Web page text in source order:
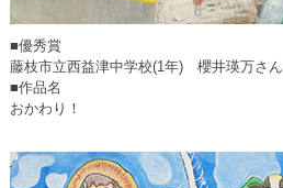
■優秀賞
藤枝市立西益津中学校(1年) 櫻井瑛万さん
■作品名
おかわり！